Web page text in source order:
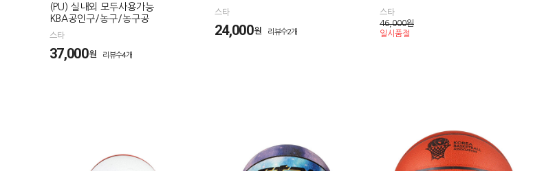
(PU) 실내외 모두사용가능
KBA공인구/농구/농구공
스타
37,000원 리뷰수4개
스타
24,000원 리뷰수2개
스타
46,000원
일시품절